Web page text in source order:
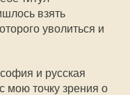
взять
уволиться и
и русская
мою точку зрения о